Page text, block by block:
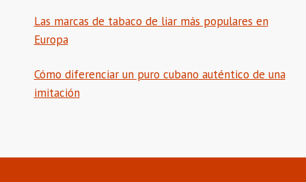
Las marcas de tabaco de liar más populares en
Europa
Cómo diferenciar un puro cubano auténtico de una
imitación